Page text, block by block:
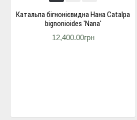
Катальпа бігнонієвидна Нана Catalpa
bignonioides 'Nana'
12,400.00грн